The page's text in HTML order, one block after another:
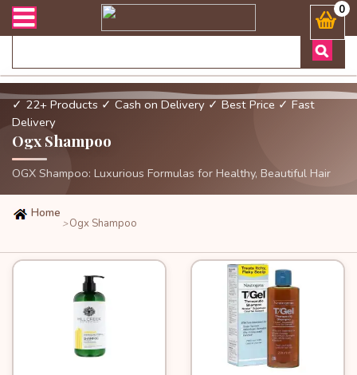
এবং ডেলিভারী সংক্রান্ত যেকোনো জিজ্ঞাসায় কল করুনঃ ( Whatsapp ) 0
✓ 22+ Products ✓ Cash on Delivery ✓ Best Price ✓ Fast
Delivery
Ogx Shampoo
OGX Shampoo: Luxurious Formulas for Healthy, Beautiful Hair
Home
>Ogx Shampoo